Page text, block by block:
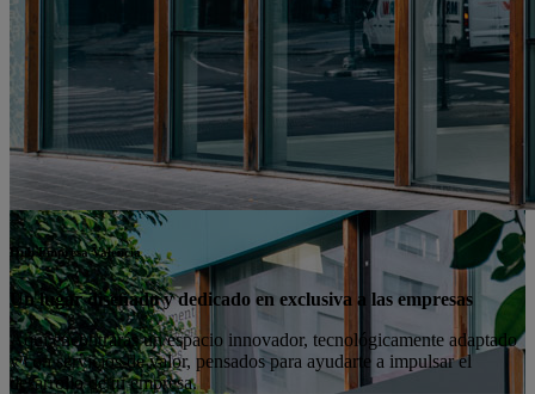
Hub Empresa Valencia
Un lugar diseñado y dedicado en exclusiva a las empresas
Aquí encontrarás un espacio innovador, tecnológicamente adaptado
y con servicios de valor, pensados para ayudarte a impulsar el
desarrollo de tu empresa.